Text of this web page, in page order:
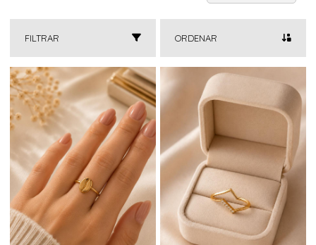
FILTRAR ORDENAR